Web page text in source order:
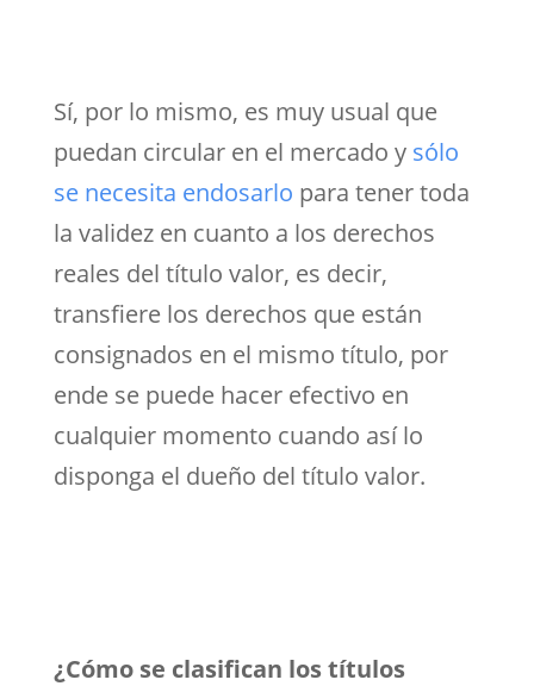
Sí, por lo mismo, es muy usual que
puedan circular en el mercado y sólo
se necesita endosarlo para tener toda
la validez en cuanto a los derechos
reales del título valor, es decir,
transfiere los derechos que están
consignados en el mismo título, por
ende se puede hacer efectivo en
cualquier momento cuando así lo
disponga el dueño del título valor.
¿Cómo se clasifican los títulos